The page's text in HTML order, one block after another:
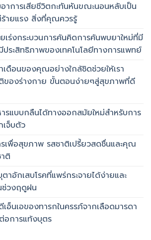
าการเสียชีวิตกะทันหันขณะนอนหลับเป็น
ายแรง สิ่งที่คุณควรรู้
ร่งกระบวนการค้นคิดการค้นพบยาใหม่ที่มี
ประสิทธิภาพของเทคโนโลยีทางการแพทย์
เดือนของคุณอย่างใกล้ชิดช่วยให้เรา
ของร่างกาย ขั้นตอนง่ายๆสู่สุขภาพที่ดี
ารแบบกลืนได้ทางออกสมัยใหม่สำหรับการ
จ็บตัว
รเพื่อสุขภาพ รสชาติเปรี้ยวสดชื่นและคุณ
ติ
าอักเสบโรคที่แพร่กระจายได้ง่ายและ
ช่วงฤดูฝน
อ็นเอของทารกในครรภ์จากเลือดมารดา
อการแท้งบุตร